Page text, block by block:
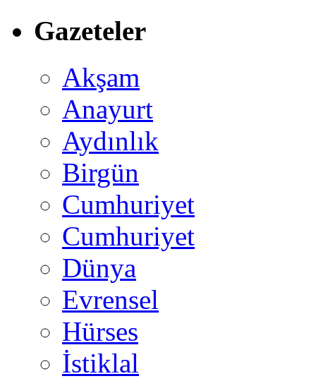
Gazeteler
Akşam
Anayurt
Aydınlık
Birgün
Cumhuriyet
Cumhuriyet
Dünya
Evrensel
Hürses
İstiklal